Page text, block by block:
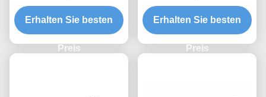
Empfängermodul
Erhalten Sie besten
Preis
Transceivermodul
Erhalten Sie besten
Preis